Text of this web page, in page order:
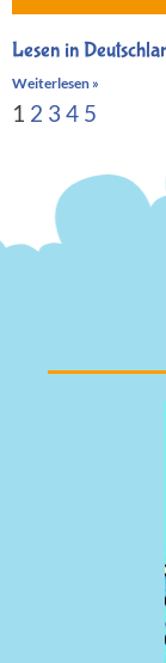
Lesen in
Weiterlesen »
1 2 34 5